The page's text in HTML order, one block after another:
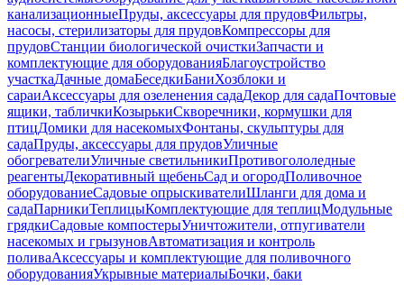
канализационныеПруды, аксессуары для прудовФильтры,
насосы, стерилизаторы для прудовКомпрессоры для
прудовСтанции биологической очисткиЗапчасти и
комплектующие для оборудованияБлагоустройство
участкаДачные домаБеседкиБаниХозблоки и
сараиАксессуары для озеленения садаДекор для садаПочтовые
ящики, табличкиКозырькиСкворечники, кормушки для
птицДомики для насекомыхФонтаны, скульптуры для
садаПруды, аксессуары для прудовУличные
обогревателиУличные светильникиПротивогололедные
реагентыДекоративный щебеньСад и огородПоливочное
оборудованиеСадовые опрыскивателиШланги для дома и
садаПарникиТеплицыКомплектующие для теплицМодульные
грядкиСадовые компостерыУничтожители, отпугиватели
насекомых и грызуновАвтоматизация и контроль
поливаАксессуары и комплектующие для поливочного
оборудованияУкрывные материалыБочки, баки